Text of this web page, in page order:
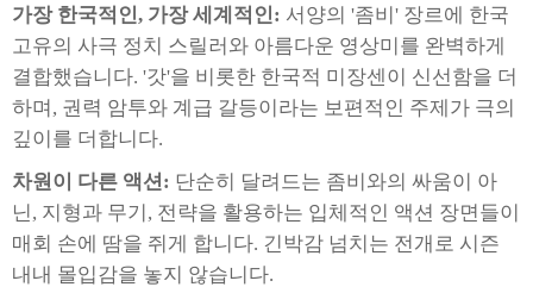
가장 한국적인, 가장 세계적인: 서양의 '좀비' 장르에 한국
고유의 사극 정치 스릴러와 아름다운 영상미를 완벽하게
결합했습니다. '갓'을 비롯한 한국적 미장센이 신선함을 더
하며, 권력 암투와 계급 갈등이라는 보편적인 주제가 극의
깊이를 더합니다.
차원이 다른 액션: 단순히 달려드는 좀비와의 싸움이 아
닌, 지형과 무기, 전략을 활용하는 입체적인 액션 장면들이
매회 손에 땀을 쥐게 합니다. 긴박감 넘치는 전개로 시즌
내내 몰입감을 놓지 않습니다.